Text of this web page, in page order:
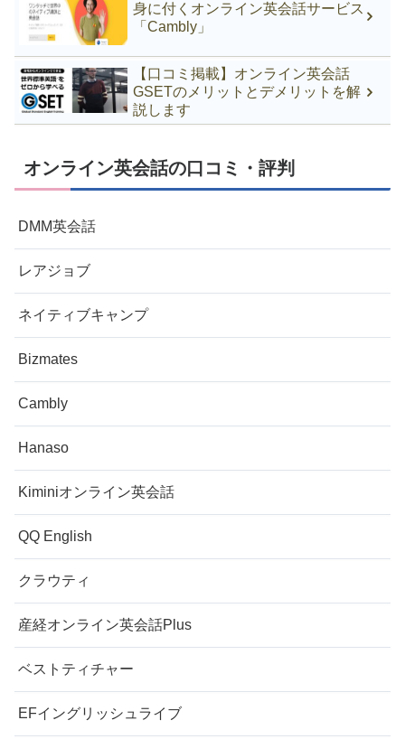
身に付くオンライン英会話サービス
「Cambly」
【口コミ掲載】オンライン英会話
GSETのメリットとデメリットを解
説します
オンライン英会話の口コミ・評判
DMM英会話
レアジョブ
ネイティブキャンプ
Bizmates
Cambly
Hanaso
Kiminiオンライン英会話
QQ English
クラウティ
産経オンライン英会話Plus
ベストティチャー
EFイングリッシュライブ